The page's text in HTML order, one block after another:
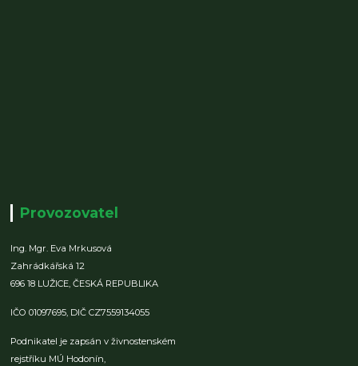
Provozovatel
Ing. Mgr. Eva Mrkusová
Zahrádkářská 12
696 18 LUŽICE,ČESKÁ REPUBLIKA
IČO 01097695, DIČ CZ7559134055
Podnikatel je zapsán v živnostenském
rejstříku MÚ Hodonín,